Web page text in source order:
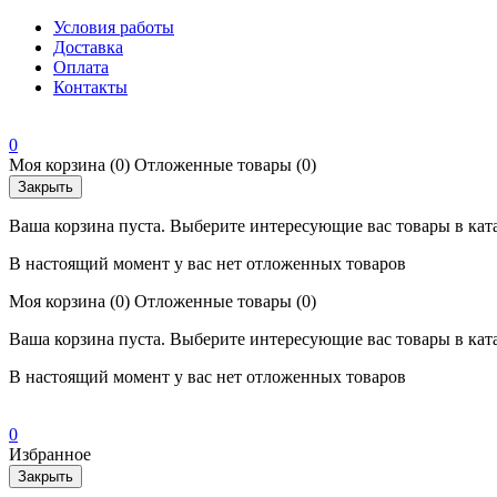
Условия работы
Доставка
Оплата
Контакты
0
Моя корзина (0) Отложенные товары (0)
Закрыть
Ваша корзина пуста. Выберите интересующие вас товары в
В настоящий момент у вас нет отложенных товаров
Моя корзина (0) Отложенные товары (0)
Ваша корзина пуста. Выберите интересующие вас товары в
В настоящий момент у вас нет отложенных товаров
0
Избранное
Закрыть